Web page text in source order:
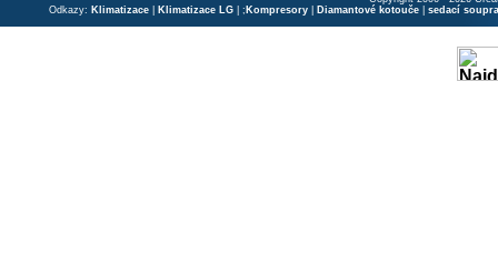
Odkazy: Klimatizace Klimatizace LG | ; Kompresory Diamantové kotouče sedací